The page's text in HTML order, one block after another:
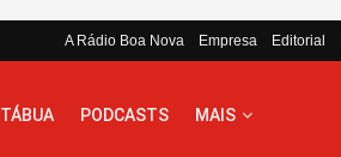
A Rádio Boa Nova Empresa Editorial
TÁBUA PODCASTS MAIS